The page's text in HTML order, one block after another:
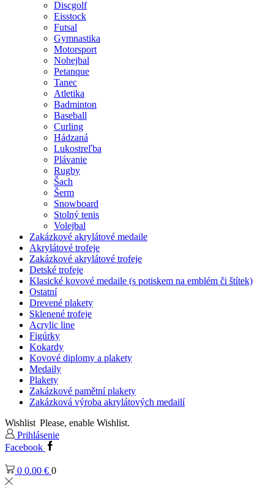
Discgolf
Eisstock
Futsal
Gymnastika
Motorsport
Nohejbal
Petanque
Tanec
Atletika
Badminton
Baseball
Curling
Hádzaná
Lukostreľba
Plávanie
Rugby
Šach
Šerm
Snowboard
Stolný tenis
Volejbal
Zakázkové akrylátové medaile
Akrylátové trofeje
Zakázkové akrylátové trofeje
Detské trofeje
Klasické kovové medaile (s potiskem na emblém či štítek)
Ostatní
Drevené plakety
Sklenené trofeje
Acrylic line
Figúrky
Kokardy
Kovové diplomy a plakety
Medaily
Plakety
Zakázkové pamětní plakety
Zakázková výroba akrylátových medailí
Wishlist Please, enable Wishlist.
Prihlásenie
Facebook
0 0.00 € 0